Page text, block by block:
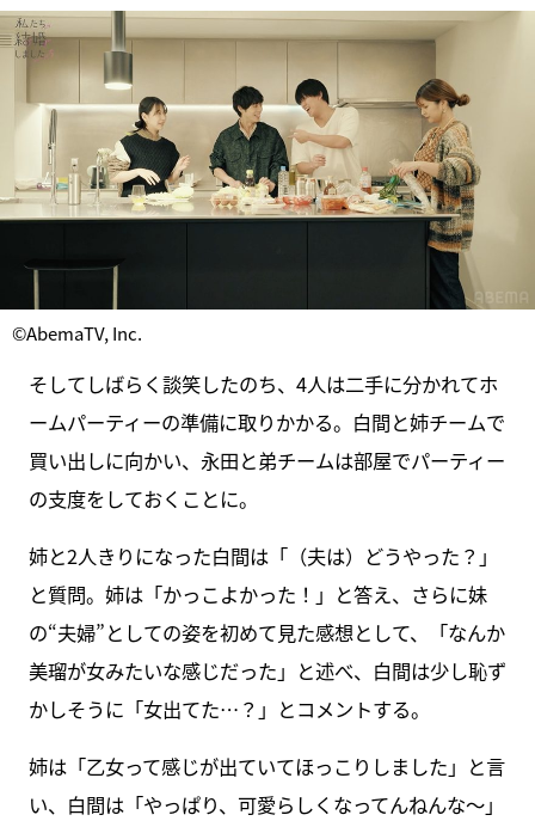
©AbemaTV, Inc.
そしてしばらく談笑したのち、4人は二手に分かれてホ
ームパーティーの準備に取りかかる。白間と姉チームで
買い出しに向かい、永田と弟チームは部屋でパーティー
の支度をしておくことに。
姉と2人きりになった白間は「（夫は）どうやった？」
と質問。姉は「かっこよかった！」と答え、さらに妹
の“夫婦”としての姿を初めて見た感想として、「なんか
美瑠が女みたいな感じだった」と述べ、白間は少し恥ず
かしそうに「女出てた…？」とコメントする。
姉は「乙女って感じが出ていてほっこりしました」と言
い、白間は「やっぱり、可愛らしくなってんねんな～」